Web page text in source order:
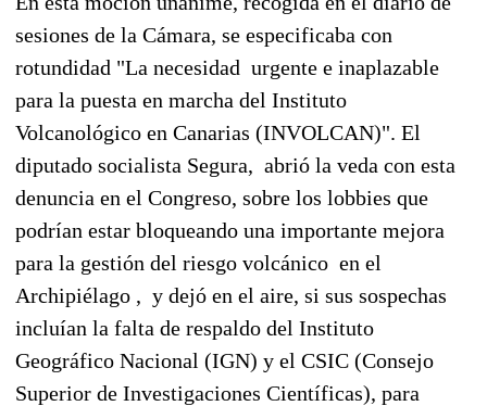
sesiones de la Cámara, se especificaba con
rotundidad "La necesidad urgente e inaplazable
para la puesta en marcha del Instituto
Volcanológico en Canarias (INVOLCAN)". El
diputado socialista Segura, abrió la veda con esta
denuncia en el Congreso, sobre los lobbies que
podrían estar bloqueando una importante mejora
para la gestión del riesgo volcánico en el
Archipiélago , y dejó en el aire, si sus sospechas
incluían la falta de respaldo del Instituto
Geográfico Nacional (IGN) y el CSIC (Consejo
Superior de Investigaciones Científicas), para